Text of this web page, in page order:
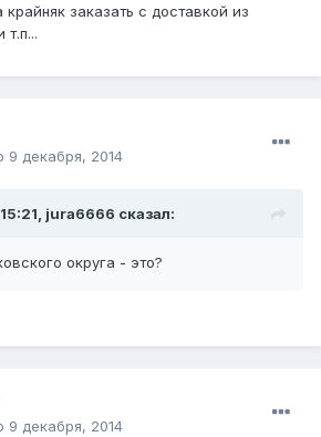
заказать с доставкой из
т.п...
9 декабря, 2014
jura6666 сказал:
округа - это?
9 декабря, 2014